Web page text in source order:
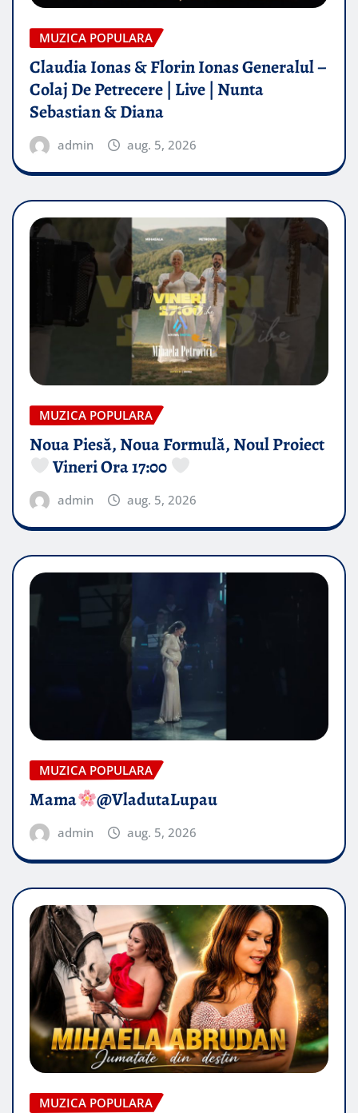
MUZICA POPULARA
Claudia Ionas & Florin Ionas Generalul –
Colaj De Petrecere | Live | Nunta
Sebastian & Diana
admin aug. 5, 2026
MUZICA POPULARA
Noua Piesă, Noua Formulă, Noul Proiect
Vineri Ora 17:00
admin aug. 5, 2026
MUZICA POPULARA
Mama @VladutaLupau
admin aug. 5, 2026
MUZICA POPULARA